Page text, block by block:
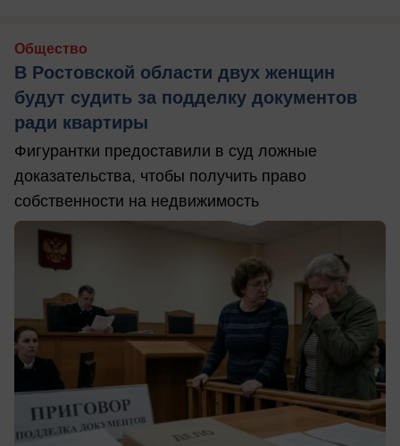
Общество
В Ростовской области двух женщин
будут судить за подделку документов
ради квартиры
Фигурантки предоставили в суд ложные
доказательства, чтобы получить право
собственности на недвижимость